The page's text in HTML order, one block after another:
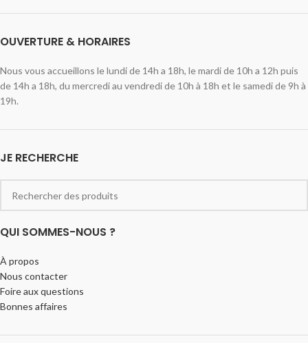
OUVERTURE & HORAIRES
Nous vous accueillons le lundi de 14h a 18h, le mardi de 10h a 12h puis
de 14h a 18h, du mercredi au vendredi de 10h à 18h et le samedi de 9h à
19h.
JE RECHERCHE
QUI SOMMES-NOUS ?
À propos
Nous contacter
Foire aux questions
Bonnes affaires